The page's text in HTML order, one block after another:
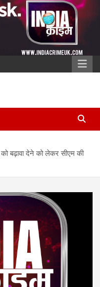
बढ़ावा देने को लेकर सीएम की